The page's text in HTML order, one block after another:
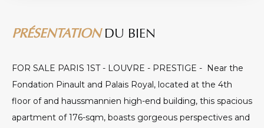
PRÉSENTATIONDU BIEN
FOR SALE PARIS 1ST - LOUVRE - PRESTIGE - Near the
Fondation Pinault and Palais Royal, located at the 4th
floor of and haussmannien high-end building, this spacious
apartment of 176-sqm, boasts gorgeous perspectives and